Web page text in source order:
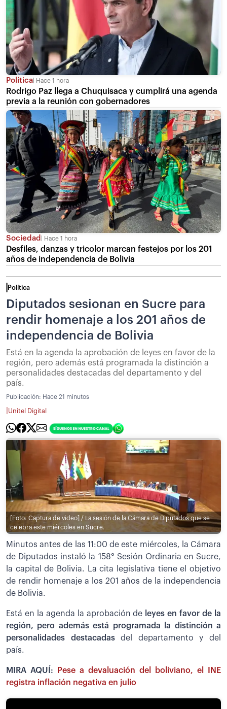
Política Hace 1 hora
Rodrigo Paz llega a Chuquisaca y cumplirá una agenda
previa a la reunión con gobernadores
Sociedad Hace 1 hora
Desfiles, danzas y tricolor marcan festejos por los 201
años de independencia de Bolivia
Política
Diputados sesionan en Sucre para
rendir homenaje a los 201 años de
independencia de Bolivia
Está en la agenda la aprobación de leyes en favor de la
región, pero además está programada la distinción a
personalidades destacadas del departamento y del
país.
Publicación: Hace 21 minutos
Unitel Digital
[Foto: Captura de video] / La sesión de la Cámara de Diputados que se
celebra este miércoles en Sucre.
Minutos antes de las 11:00 de este miércoles, la Cámara
de Diputados instaló la 158° Sesión Ordinaria en Sucre,
la capital de Bolivia. La cita legislativa tiene el objetivo
de rendir homenaje a los 201 años de la independencia
de Bolivia.
Está en la agenda la aprobación de leyes en favor de la
región, pero además está programada la distinción a
personalidades destacadasdel departamento y del
país.
MIRA AQUÍ:
Pese a devaluación del boliviano, el INE
registra inflación negativa en julio